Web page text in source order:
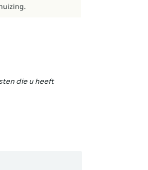
die u heeft